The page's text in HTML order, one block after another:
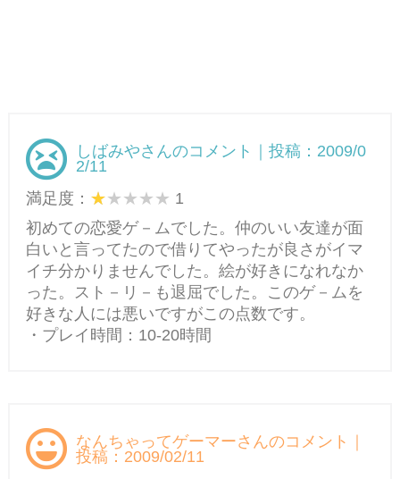
しばみやさんのコメント｜投稿：2009/0
2/11
満足度：
1
初めての恋愛ゲ－ムでした。仲のいい友達が面
白いと言ってたので借りてやったが良さがイマ
イチ分かりませんでした。絵が好きになれなか
った。スト－リ－も退屈でした。このゲ－ムを
好きな人には悪いですがこの点数です。
・プレイ時間：10-20時間
なんちゃってゲーマーさんのコメント｜
投稿：2009/02/11